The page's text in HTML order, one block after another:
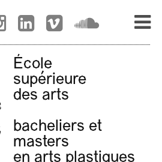
École
supérieure
des arts
bacheliers et
masters
en arts plastiques